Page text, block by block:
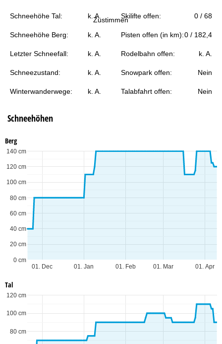
Zustimmen
Schneehöhe Tal: k. A. Skilifte offen: 0 / 68
Schneehöhe Berg: k. A. Pisten offen (in km):0 / 182,4
Letzter Schneefall: k. A. Rodelbahn offen: k. A.
Schneezustand: k. A. Snowpark offen: Nein
Winterwanderwege: k. A. Talabfahrt offen: Nein
Schneehöhen
Berg
01. Dec 01. Jan 01. Feb 01. Mar 01. Apr
0 cm
20 cm
40 cm
60 cm
80 cm
100 cm
120 cm
140 cm
Tal
80 cm
100 cm
120 cm